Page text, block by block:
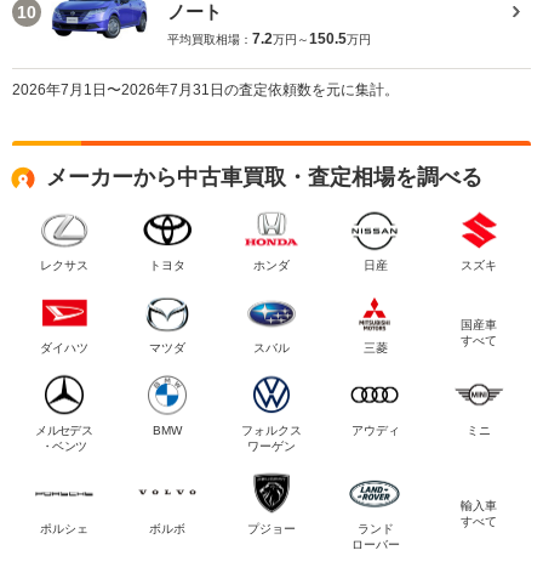
10 ノート
平均買取相場： 7.2万円～150.5万円
2026年7月1日〜2026年7月31日の査定依頼数を元に集計。
メーカーから中古車買取・査定相場を調べる
レクサス トヨタ ホンダ 日産 スズキ
ダイハツ マツダ スバル 三菱
国産車
すべて
メルセデス
・ベンツ
BMW
フォルクス
ワーゲン
アウディ ミニ
ポルシェ ボルボ プジョー
ランド
ローバー
輸入車
すべて